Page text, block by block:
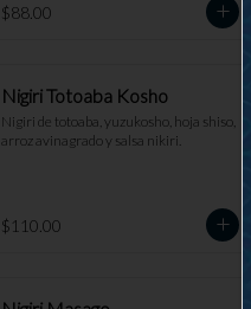
$88.00
Nigiri Totoaba Kosho
Nigiri de totoaba, yuzukosho, hoja shiso,
arroz avinagrado y salsa nikiri.
$110.00